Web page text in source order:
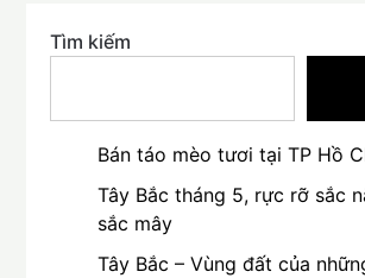
Tìm kiếm
Bán táo mèo tươi tại TP Hồ
Tây Bắc tháng 5, rực rỡ sắc
sắc mây
Tây Bắc – Vùng đất của